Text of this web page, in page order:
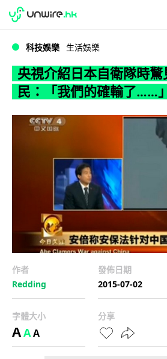
WWDC 2026
科技娛樂 生活娛樂
央視介紹日本自衛隊時
民：「我們的確輸了……」
作者
Redding
發佈日期
2015-07-02
字體大小
AAA
分享